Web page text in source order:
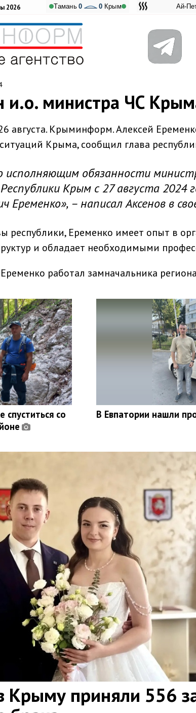
Ай-Петри:
Тамань 0 0 Крым
2026
и.о. министра ЧС
августа. Крыминформ. Алексей
Крыма, сообщил глава
исполняющим обязанности
Крым с 27 августа 2024
Еременко», – написал Аксенов в
республики, Еременко имеет опыт в
и обладает необходимыми
работал замначальника
спуститься со
В Евпатории нашли
Крыму приняли 556